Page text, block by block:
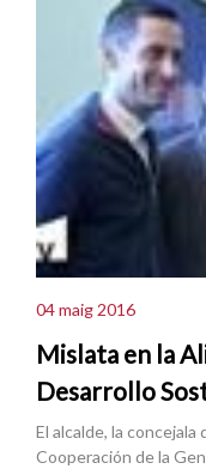
04 maig 2016
Mislata en la
Desarrollo
El alcalde, la
Cooperación de la